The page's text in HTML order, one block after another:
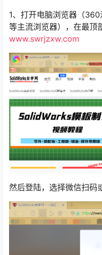
1、打开电脑浏览器（
等主流浏览器），在最顶
www.swrjzxw.com
然后登陆，选择微信扫码